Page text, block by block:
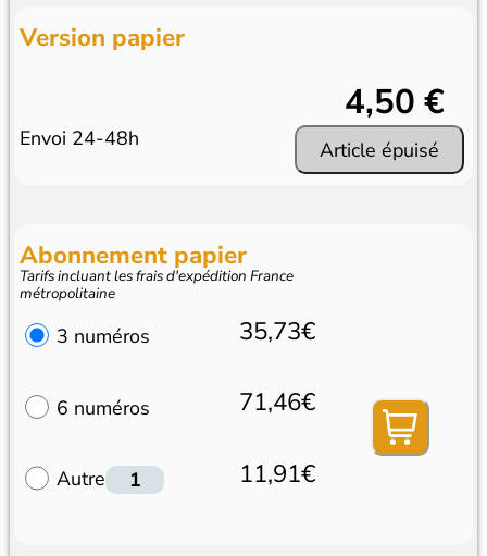
Version papier
Envoi 24-48h
4,50 €
Article épuisé
Abonnement papier
Tarifs incluant les frais d'expédition France
métropolitaine
3 numéros 35,73€
6 numéros 71,46€
Autre 11,91€